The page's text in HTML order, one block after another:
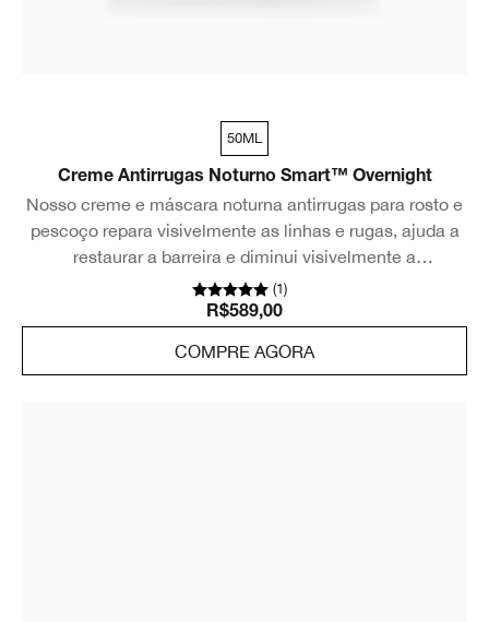
50ML
Creme Antirrugas Noturno Smart™ Overnight
Nosso creme e máscara noturna antirrugas para rosto e
pescoço repara visivelmente as linhas e rugas, ajuda a
restaurar a barreira e diminui visivelmente a
sensibilidade.
(1)
R$589,00
COMPRE AGORA